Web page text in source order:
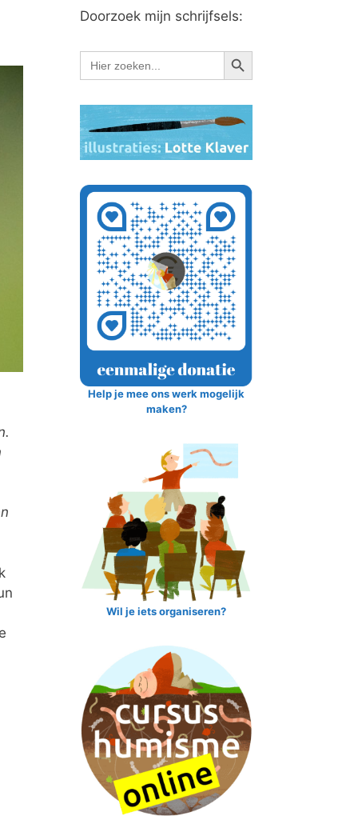
Doorzoek mijn schrijfsels:
Zoek
naar:
Zoekknop
Help je mee ons werk mogelijk
maken?
Wil je iets organiseren?